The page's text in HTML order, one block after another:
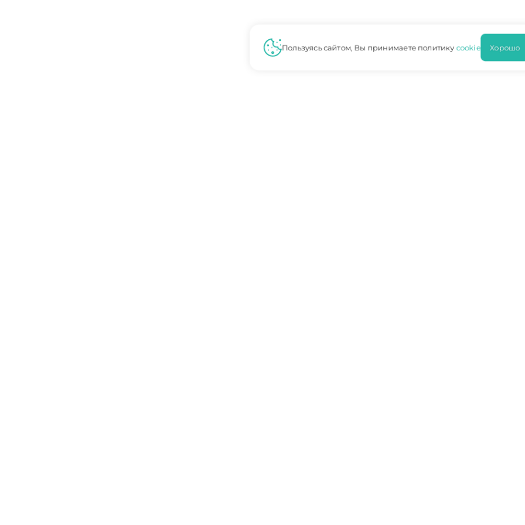
Пользуясь сайтом, Вы принимаете политикуcookie Хорошо